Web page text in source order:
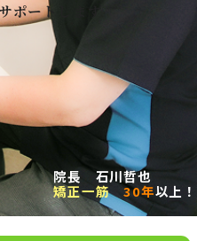
Q＆A
アクセス
問い合わせ
ポートします
院長 石川哲也
矯正一筋
30年以上！